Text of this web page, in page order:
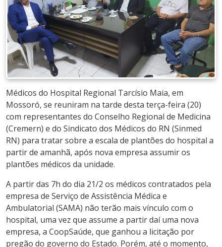
Médicos do Hospital Regional Tarcísio Maia, em
Mossoró, se reuniram na tarde desta terça-feira (20)
com representantes do Conselho Regional de Medicina
(Cremern) e do Sindicato dos Médicos do RN (Sinmed
RN) para tratar sobre a escala de plantões do hospital a
partir de amanhã, após nova empresa assumir os
plantões médicos da unidade.
A partir das 7h do dia 21/2 os médicos contratados pela
empresa de Serviço de Assistência Médica e
Ambulatorial (SAMA) não terão mais vínculo com o
hospital, uma vez que assume a partir daí uma nova
empresa, a CoopSaúde, que ganhou a licitação por
pregão do governo do Estado. Porém, até o momento,